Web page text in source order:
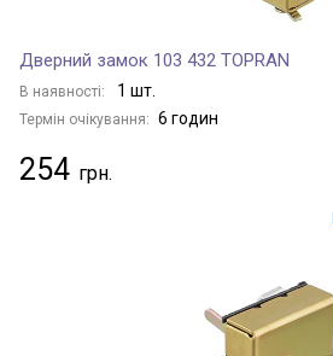
Дверний замок 103 432 TOPRAN
В наявності: 1 шт.
Термін очікування: 6 годин
254